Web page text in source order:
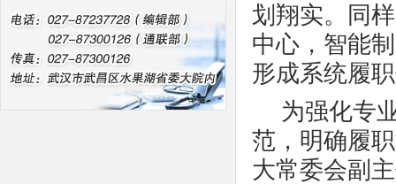
划翔实。同
中心，智能
形成系统履
为强化专
范，明确履
大常委会副